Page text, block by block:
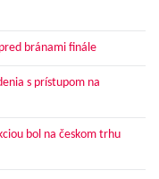
bránami finále
s prístupom na
bol na českom trhu